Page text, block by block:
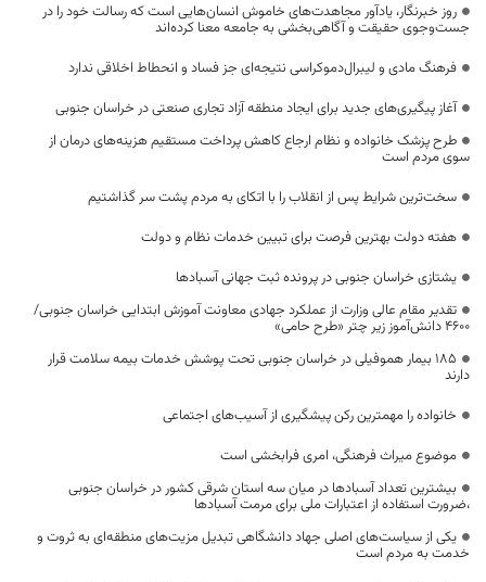
روز خبرنگار، یادآور مجاهدت‌های خاموش انسان‌هایی است که رسالت خود را در
جست‌وجوی حقیقت و آگاهی‌بخشی به جامعه معنا کرده‌اند
فرهنگ مادی و لیبرال‌دموکراسی نتیجه‌ای جز فساد و انحطاط اخلاقی ندارد
آغاز پیگیری‌های جدید برای ایجاد منطقه آزاد تجاری صنعتی در خراسان جنوبی
طرح پزشک خانواده و نظام ارجاع کاهش پرداخت مستقیم هزینه‌های درمان از
سوی مردم است
سخت‌ترین شرایط پس از انقلاب را با اتکای به مردم پشت سر گذاشتیم
هفته دولت بهترین فرصت برای تبیین خدمات نظام و دولت
یشتازی خراسان جنوبی در پرونده ثبت جهانی آسبادها
تقدیر مقام عالی وزارت از عملکرد جهادی معاونت آموزش ابتدایی خراسان جنوبی/
۴۶۰۰ دانش‌آموز زیر چتر «طرح حامی»
۱۸۵ بیمار هموفیلی در خراسان جنوبی تحت پوشش خدمات بیمه سلامت قرار
دارند
خانواده را مهمترین رکن پیشگیری از آسیب‌های اجتماعی
موضوع میراث فرهنگی، امری فرابخشی است
بیشترین تعداد آسبادها در میان سه استان شرقی کشور در خراسان جنوبی
،ضرورت استفاده از اعتبارات ملی برای مرمت آسبادها
یکی از سیاست‌های اصلی جهاد دانشگاهی تبدیل مزیت‌های منطقه‌ای به ثروت و
خدمت به مردم است